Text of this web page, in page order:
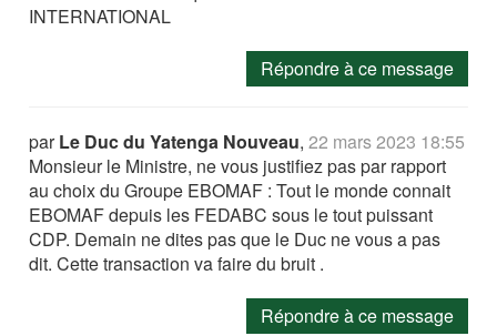
INTERNATIONAL
Répondre à ce message
parLe Duc du Yatenga Nouveau,22 mars 2023 18:55
Monsieur le Ministre, ne vous justifiez pas par rapport
au choix du Groupe EBOMAF : Tout le monde connait
EBOMAF depuis les FEDABC sous le tout puissant
CDP. Demain ne dites pas que le Duc ne vous a pas
dit. Cette transaction va faire du bruit .
Répondre à ce message